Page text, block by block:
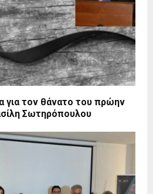
για τον θάνατο του πρώην
Σωτηρόπουλου